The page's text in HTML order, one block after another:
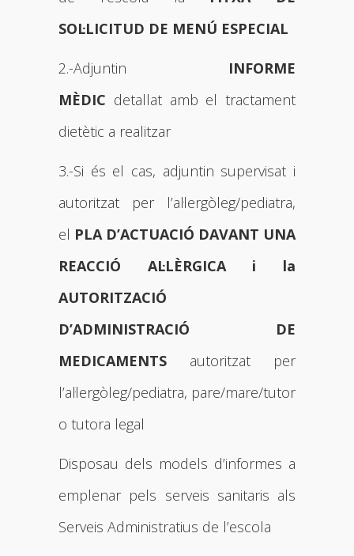
SOL·LICITUD DE MENÚ ESPECIAL
2.-Adjuntin INFORME
MÈDIC detallat amb el tractament
dietètic a realitzar
3.-Si és el cas, adjuntin supervisat i
autoritzat per l’al·lergòleg/pediatra,
el PLA D’ACTUACIÓ DAVANT UNA
REACCIÓ AL·LÈRGICA i la
AUTORITZACIÓ
D’ADMINISTRACIÓ DE
MEDICAMENTS autoritzat per
l’al·lergòleg/pediatra, pare/mare/tutor
o tutora legal
Disposau dels models d’informes a
emplenar pels serveis sanitaris als
Serveis Administratius de l’escola